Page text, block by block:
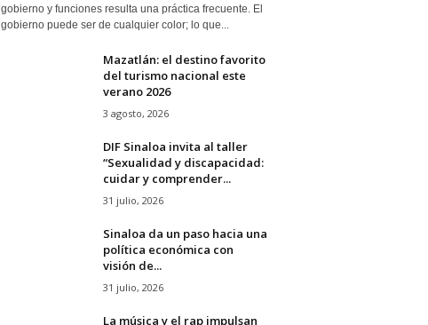
gobierno y funciones resulta una práctica frecuente. El
gobierno puede ser de cualquier color; lo que...
Mazatlán: el destino favorito
del turismo nacional este
verano 2026
3 agosto, 2026
DIF Sinaloa invita al taller
“Sexualidad y discapacidad:
cuidar y comprender...
31 julio, 2026
Sinaloa da un paso hacia una
política económica con
visión de...
31 julio, 2026
La música y el rap impulsan